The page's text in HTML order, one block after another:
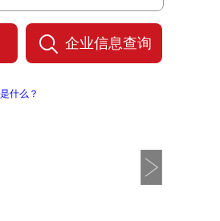
企业信息查询